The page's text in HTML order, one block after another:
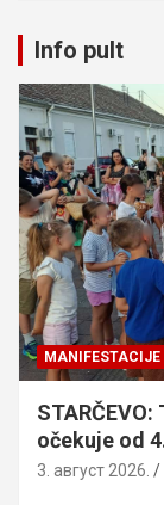
Info pult
MANIFESTACIJE
očekuje od
3. август 2026.